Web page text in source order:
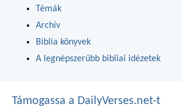
Témák
Archív
Biblia könyvek
A legnépszerűbb bibliai idézetek
Támogassa a DailyVerses.net-t